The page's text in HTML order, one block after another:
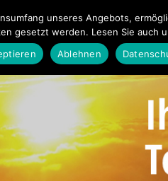
unseres Angebots,
gesetzt werden. Lesen Sie auch
Ablehnen